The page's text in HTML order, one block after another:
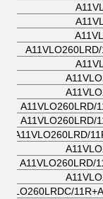
A11VLO260LRD/
A11VLO260LRD/
A11VLO260LRD/
A11VLO260LRD/